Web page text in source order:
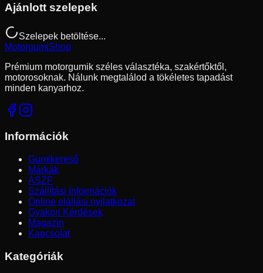
Ajánlott szelepek
Szelepek betöltése...
MotorgumiShop
Prémium motorgumik széles választéka, szakértőktől,
motorosoknak. Nálunk megtalálod a tökéletes tapadást
minden kanyarhoz.
Információk
Gumikereső
Márkák
ÁSZF
Szállítási Információk
Online elállási nyilatkozat
Gyakori Kérdések
Magazin
Kapcsolat
Kategóriák